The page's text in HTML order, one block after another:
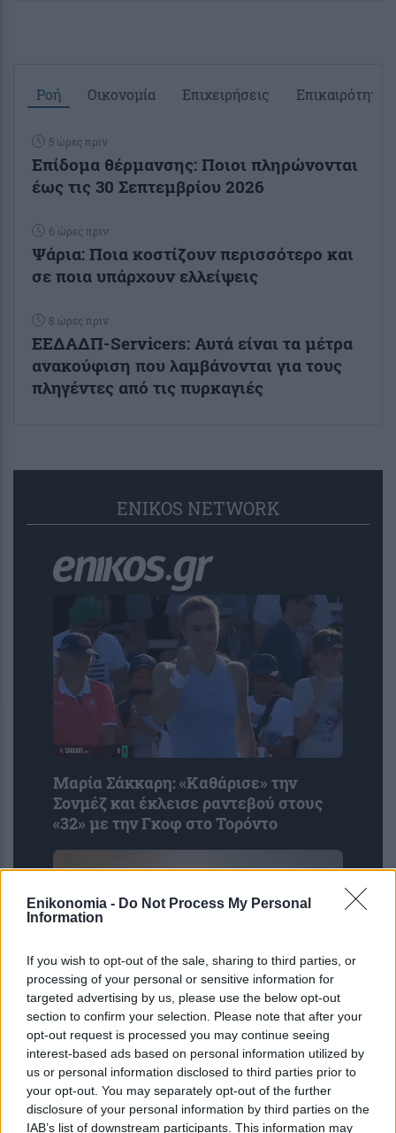
Enikonomia - Do Not Process My Personal
Information
If you wish to opt-out of the sale, sharing to third parties, or
processing of your personal or sensitive information for
targeted advertising by us, please use the below opt-out
section to confirm your selection. Please note that after your
opt-out request is processed you may continue seeing
interest-based ads based on personal information utilized by
us or personal information disclosed to third parties prior to
your opt-out. You may separately opt-out of the further
disclosure of your personal information by third parties on the
IAB’s list of downstream participants. This information may
Ροή Οικονομία Επιχειρήσεις Επικαιρότητα
5 ώρες πριν
Επίδομα θέρμανσης: Ποιοι πληρώνονται
έως τις 30 Σεπτεμβρίου 2026
6 ώρες πριν
Ψάρια: Ποια κοστίζουν περισσότερο και
σε ποια υπάρχουν ελλείψεις
8 ώρες πριν
ΕΕΔΑΔΠ-Servicers: Αυτά είναι τα μέτρα
ανακούφιση που λαμβάνονται για τους
πληγέντες από τις πυρκαγιές
ENIKOS NETWORK
Μαρία Σάκκαρη: «Kαθάρισε» την
Σονμέζ και έκλεισε ραντεβού στους
«32» με την Γκοφ στο Τορόντο
Άρτα: Πυρκαγιά σε υποσταθμό της
ΔΕΗ – Ορατές από 30 χιλιόμετρα οι
λάμψεις